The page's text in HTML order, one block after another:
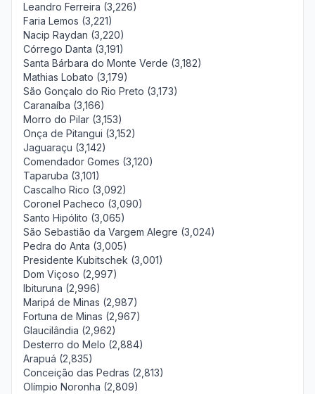
Leandro Ferreira (3,226)
Faria Lemos (3,221)
Nacip Raydan (3,220)
Córrego Danta (3,191)
Santa Bárbara do Monte Verde (3,182)
Mathias Lobato (3,179)
São Gonçalo do Rio Preto (3,173)
Caranaíba (3,166)
Morro do Pilar (3,153)
Onça de Pitangui (3,152)
Jaguaraçu (3,142)
Comendador Gomes (3,120)
Taparuba (3,101)
Cascalho Rico (3,092)
Coronel Pacheco (3,090)
Santo Hipólito (3,065)
São Sebastião da Vargem Alegre (3,024)
Pedra do Anta (3,005)
Presidente Kubitschek (3,001)
Dom Viçoso (2,997)
Ibituruna (2,996)
Maripá de Minas (2,987)
Fortuna de Minas (2,967)
Glaucilândia (2,962)
Desterro do Melo (2,884)
Arapuá (2,835)
Conceição das Pedras (2,813)
Olímpio Noronha (2,809)